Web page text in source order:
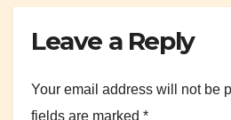
Leave a Reply
Your email address will not be
fields are marked *